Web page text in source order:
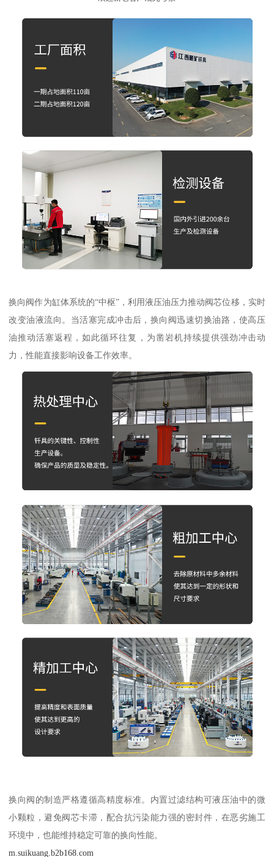
换向阀作为缸体系统的“中枢”，利用液压油压力推动阀芯位移，实时
改变油液流向。当活塞完成冲击后，换向阀迅速切换油路，使高压
油推动活塞返程，如此循环往复，为凿岩机持续提供强劲冲击动
力，性能直接影响设备工作效率。
换向阀的制造严格遵循高精度标准。内置过滤结构可液压油中的微
小颗粒，避免阀芯卡滞，配合抗污染能力强的密封件，在恶劣施工
环境中，也能维持稳定可靠的换向性能。
m.suikuang.b2b168.com